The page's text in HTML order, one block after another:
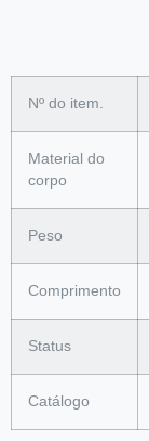
Nº do item.
Material do
corpo
Peso
Comprimento
Status
Catálogo